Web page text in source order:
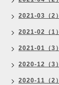
2021-03（2）
2021-02（1）
2021-01（3）
2020-12（3）
2020-11（2）